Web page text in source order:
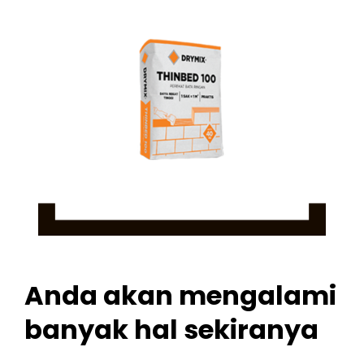
Anda akan mengalami
banyak hal sekiranya